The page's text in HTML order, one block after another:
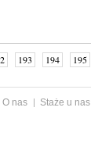
193 194 195
O nas Staże u nas